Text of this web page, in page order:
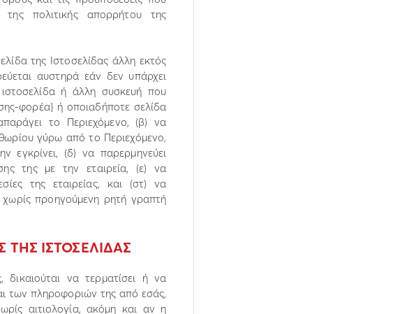
της πολιτικής απορρήτου της
της Ιστοσελίδας άλλη εκτός
αυστηρά εάν δεν υπάρχει
ή άλλη συσκευή που
φορέα} ή οποιαδήποτε σελίδα
το Περιεχόµενο, (β) να
γύρω από το Περιεχόµενο,
εγκρίνει, (δ) να παρερµηνεύει
της µε την εταιρεία, (ε) να
της εταιρείας, και (στ) να
χωρίς προηγούµενη ρητή γραπτή
ΤΗΣ ΙΣΤΟΣΕΛΙ∆ΑΣ
να τερµατίσει ή να
των πληροφοριών της από εσάς,
αιτιολογία, ακόµη και αν η